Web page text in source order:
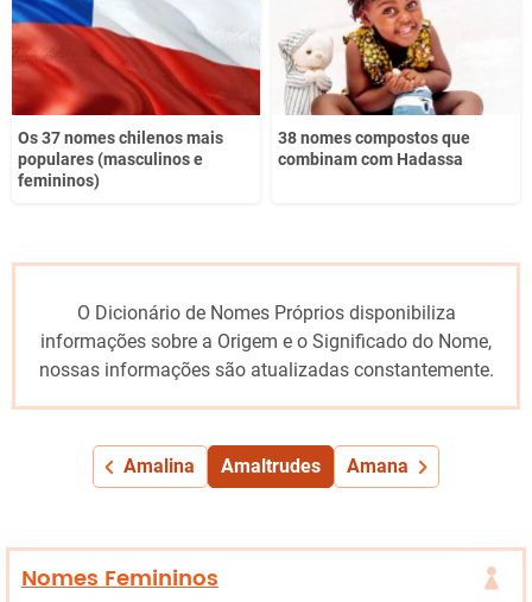
Os 37 nomes chilenos mais
populares (masculinos e
femininos)
38 nomes compostos que
combinam com Hadassa
O Dicionário de Nomes Próprios disponibiliza
informações sobre a Origem e o Significado do Nome,
nossas informações são atualizadas constantemente.
Amalina Amaltrudes Amana
Nomes Femininos